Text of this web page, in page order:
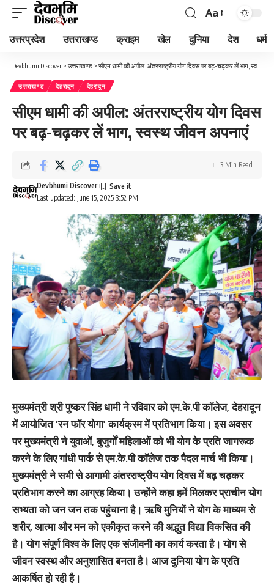
Font
Resizer
Aa
उत्तरप्रदेश उत्तराखण्ड क्राइम खेल दुनिया देश धर्म
Devbhumi Discover > उत्तराखण्ड > सीएम धामी की अपील: अंतरराष्ट्रीय योग दिवस पर बढ़-चढ़कर लें भाग, स्वस्थ जीवन अपनाएं
उत्तराखण्ड देहरादून देहरादून
सीएम धामी की अपील: अंतरराष्ट्रीय योग दिवस
पर बढ़-चढ़कर लें भाग, स्वस्थ जीवन अपनाएं
Last updated: June 15, 2025 3:52 PM
Devbhumi Discover
3 Min Read
मुख्यमंत्री श्री पुष्कर सिंह धामी ने रविवार को एम.के.पी कॉलेज, देहरादून
में आयोजित ’रन फॉर योगा’ कार्यक्रम में प्रतिभाग किया। इस अवसर
पर मुख्यमंत्री ने युवाओं, बुजुर्गों महिलाओं को भी योग के प्रति जागरूक
करने के लिए गांधी पार्क से एम.के.पी कॉलेज तक पैदल मार्च भी किया।
मुख्यमंत्री ने सभी से आगामी अंतरराष्ट्रीय योग दिवस में बढ़ चढ़कर
प्रतिभाग करने का आग्रह किया। उन्होंने कहा हमें मिलकर प्राचीन योग
सभ्यता को जन जन तक पहुंचाना है। ऋषि मुनियों ने योग के माध्यम से
शरीर, आत्मा और मन को एकीकृत करने की अद्भुत विद्या विकसित की
है। योग संपूर्ण विश्व के लिए एक संजीवनी का कार्य करता है। योग से
जीवन स्वस्थ और अनुशासित बनता है। आज दुनिया योग के प्रति
आकर्षित हो रही है।